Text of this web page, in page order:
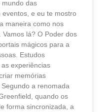
mundo das
e eu te mostro
maneira como nos
lá? O Poder dos
mágicos para a
Estudos
experiências
memórias
a renomada
quando os
forma sincronizada, a